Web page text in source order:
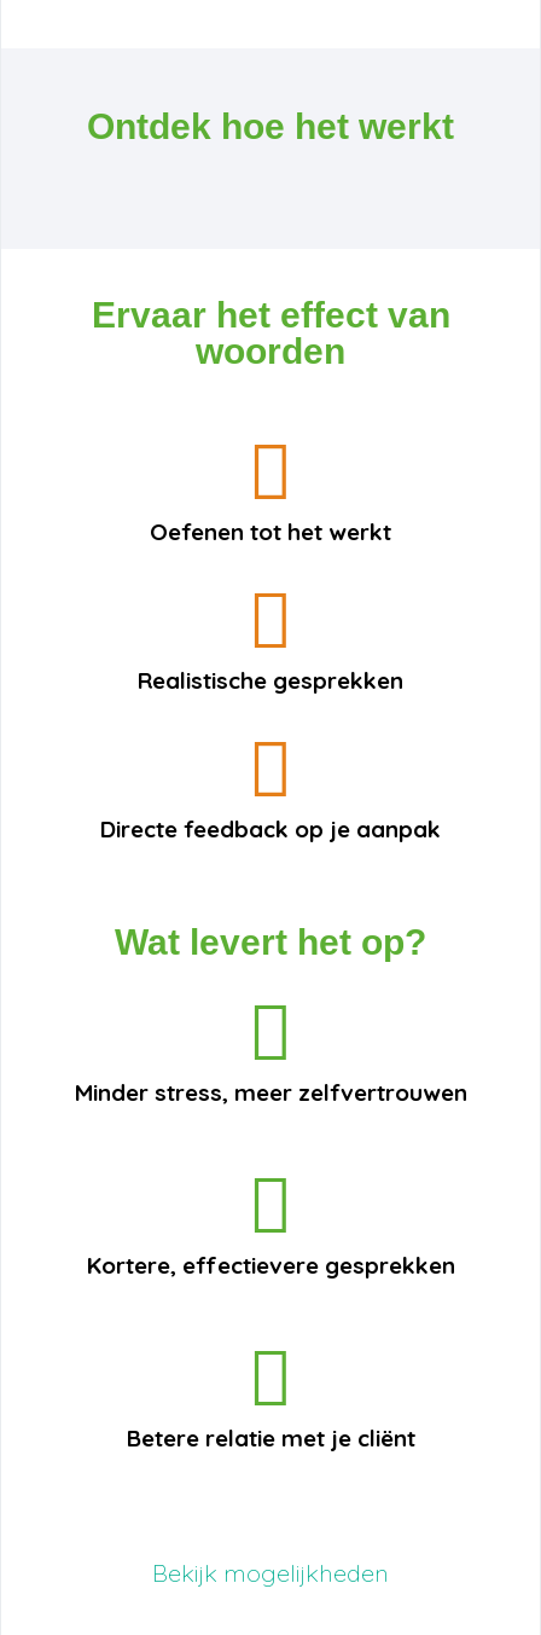
Ontdek hoe het werkt
Ervaar het effect van
woorden
Oefenen tot het werkt
Realistische gesprekken
Directe feedback op je aanpak
Wat levert het op?
Minder stress, meer zelfvertrouwen
Kortere, effectievere gesprekken
Betere relatie met je cliënt
Bekijk mogelijkheden